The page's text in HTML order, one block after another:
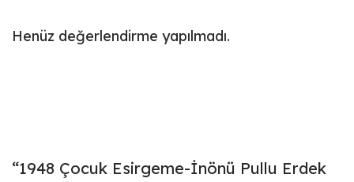
Henüz değerlendirme yapılmadı.
“1948 Çocuk Esirgeme-İnönü Pullu Erdek